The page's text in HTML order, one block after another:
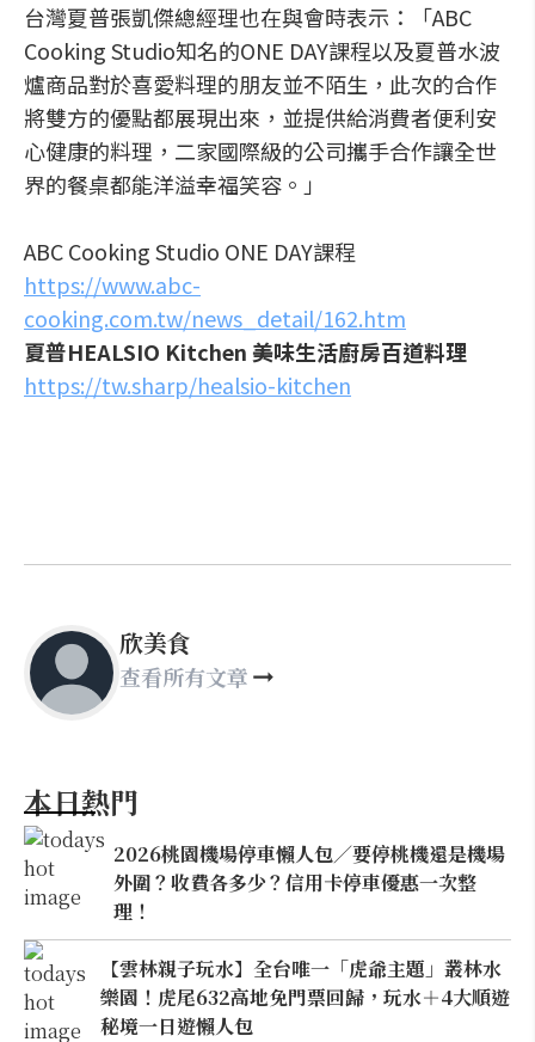
台灣夏普張凱傑總經理也在與會時表示：「ABC
Cooking Studio知名的ONE DAY課程以及夏普水波
爐商品對於喜愛料理的朋友並不陌生，此次的合作
將雙方的優點都展現出來，並提供給消費者便利安
心健康的料理，二家國際級的公司攜手合作讓全世
界的餐桌都能洋溢幸福笑容。」
ABC Cooking Studio ONE DAY課程
https://www.abc-
cooking.com.tw/news_detail/162.htm
夏普HEALSIO Kitchen 美味生活廚房百道料理
https://tw.sharp/healsio-kitchen
欣美食
查看所有文章
本日熱門
2026桃園機場停車懶人包／要停桃機還是機場
外圍？收費各多少？信用卡停車優惠一次整
理！
【雲林親子玩水】全台唯一「虎爺主題」叢林水
樂園！虎尾632高地免門票回歸，玩水＋4大順遊
秘境一日遊懶人包